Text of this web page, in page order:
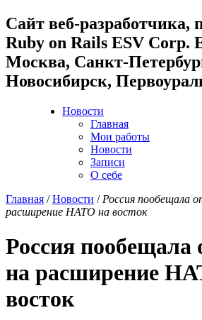
Cайт веб-разработчика,
Ruby on Rails ESV Corp.
Москва, Санкт-
Новосибирск,
Новости
Главная
Мои работы
Новости
Записи
О себе
Главная /Новости / Россия пообещала
расширение НАТО на восток
Россия пообещала
на расширение
восток